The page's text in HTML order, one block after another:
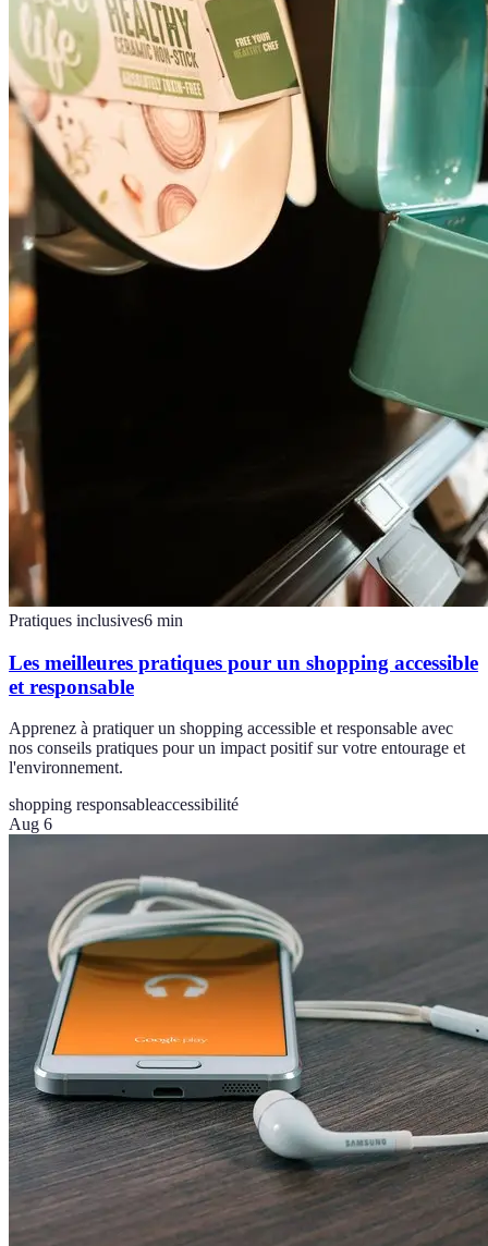
Pratiques inclusives6 min
Les meilleures pratiques pour un shopping accessible
et responsable
Apprenez à pratiquer un shopping accessible et responsable avec
nos conseils pratiques pour un impact positif sur votre entourage et
l'environnement.
shopping responsableaccessibilité
Aug 6